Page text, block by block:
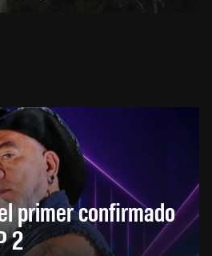
primer confirmado
2